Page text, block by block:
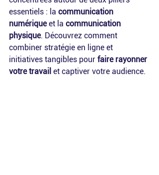
essentiels : la communication
numérique et la communication
physique. Découvrez comment
combiner stratégie en ligne et
initiatives tangibles pour faire rayonner
votre travail et captiver votre audience.